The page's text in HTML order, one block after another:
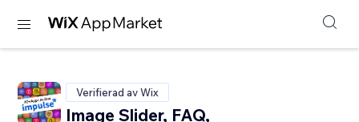
Verifierad av Wix
Image Slider, FAQ,